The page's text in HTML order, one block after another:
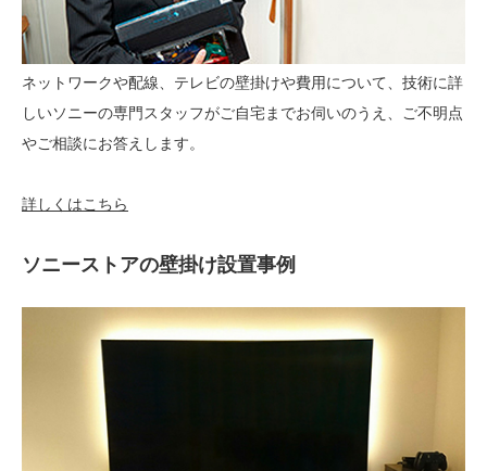
ネットワークや配線、テレビの壁掛けや費用について、技術に詳
しいソニーの専門スタッフがご自宅までお伺いのうえ、ご不明点
やご相談にお答えします。
詳しくはこちら
ソニーストアの壁掛け設置事例